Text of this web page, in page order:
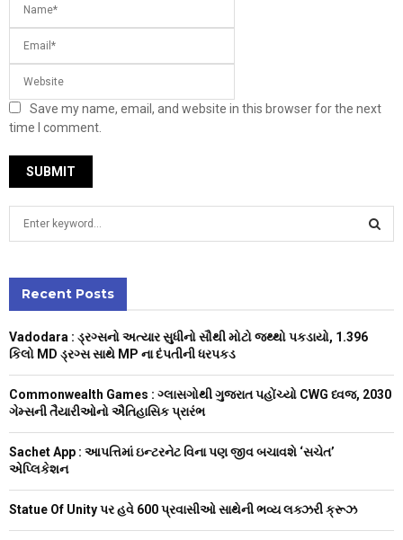
Save my name, email, and website in this browser for the next
time I comment.
h
o
C
Recent Posts
Vadodara : ડ્રગ્સનો અત્યાર સુધીનો સૌથી મોટો જથ્થો પકડાયો, 1.396
કિલો MD ડ્રગ્સ સાથે MP ના દંપતીની ધરપકડ
Commonwealth Games : ગ્લાસગોથી ગુજરાત પહોંચ્યો CWG ધ્વજ, 2030
ગેમ્સની તૈયારીઓનો ઐતિહાસિક પ્રારંભ
Sachet App : આપત્તિમાં ઇન્ટરનેટ વિના પણ જીવ બચાવશે ‘સચેત’
એપ્લિકેશન
Statue Of Unity પર હવે 600 પ્રવાસીઓ સાથેની ભવ્ય લક્ઝરી ક્રૂઝ